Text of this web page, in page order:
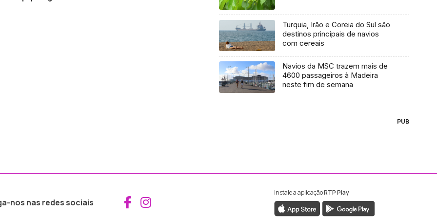
Turquia, Irão e Coreia do Sul são
destinos principais de navios
com cereais
Navios da MSC trazem mais de
4600 passageiros à Madeira
neste fim de semana
PUB
nos nas redes sociais Aceder ao Facebook da RTP Madeira
Aceder ao Instagram da RTP Madeira
Instale a aplicaçãoRTP Play